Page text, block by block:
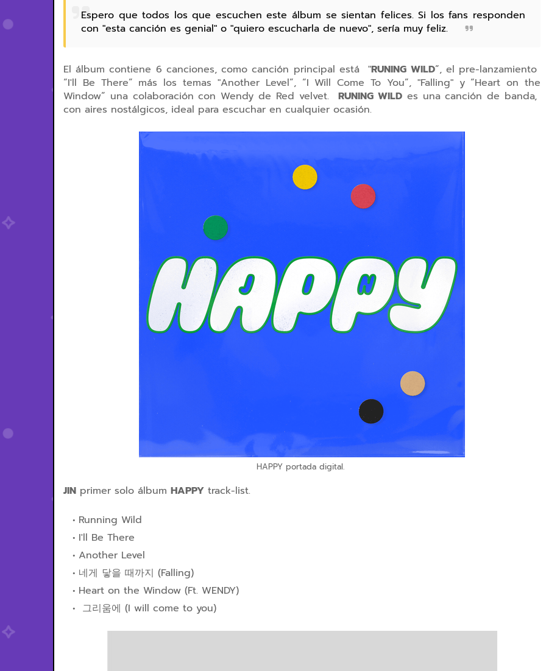
Espero que todos los que escuchen este álbum se sientan felices. Si los fans responden
con "esta canción es genial" o "quiero escucharla de nuevo", sería muy feliz.
El álbum contiene 6 canciones, como canción principal está "RUNING WILD”, el pre-lanzamiento
“I'll Be There” más los temas "Another Level”, “I Will Come To You”, "Falling"y “Heart on the
Window” una colaboración con Wendy de Red velvet.RUNING WILD es una canción de banda,
con aires nostálgicos, ideal para escuchar en cualquier ocasión.
HAPPY portada digital.
JIN primer solo álbum HAPPY track-list.
Running Wild
I'll Be There
Another Level
네게 닿을 때까지 (Falling)
Heart on the Window (Ft. WENDY)
그리움에 (I will come to you)